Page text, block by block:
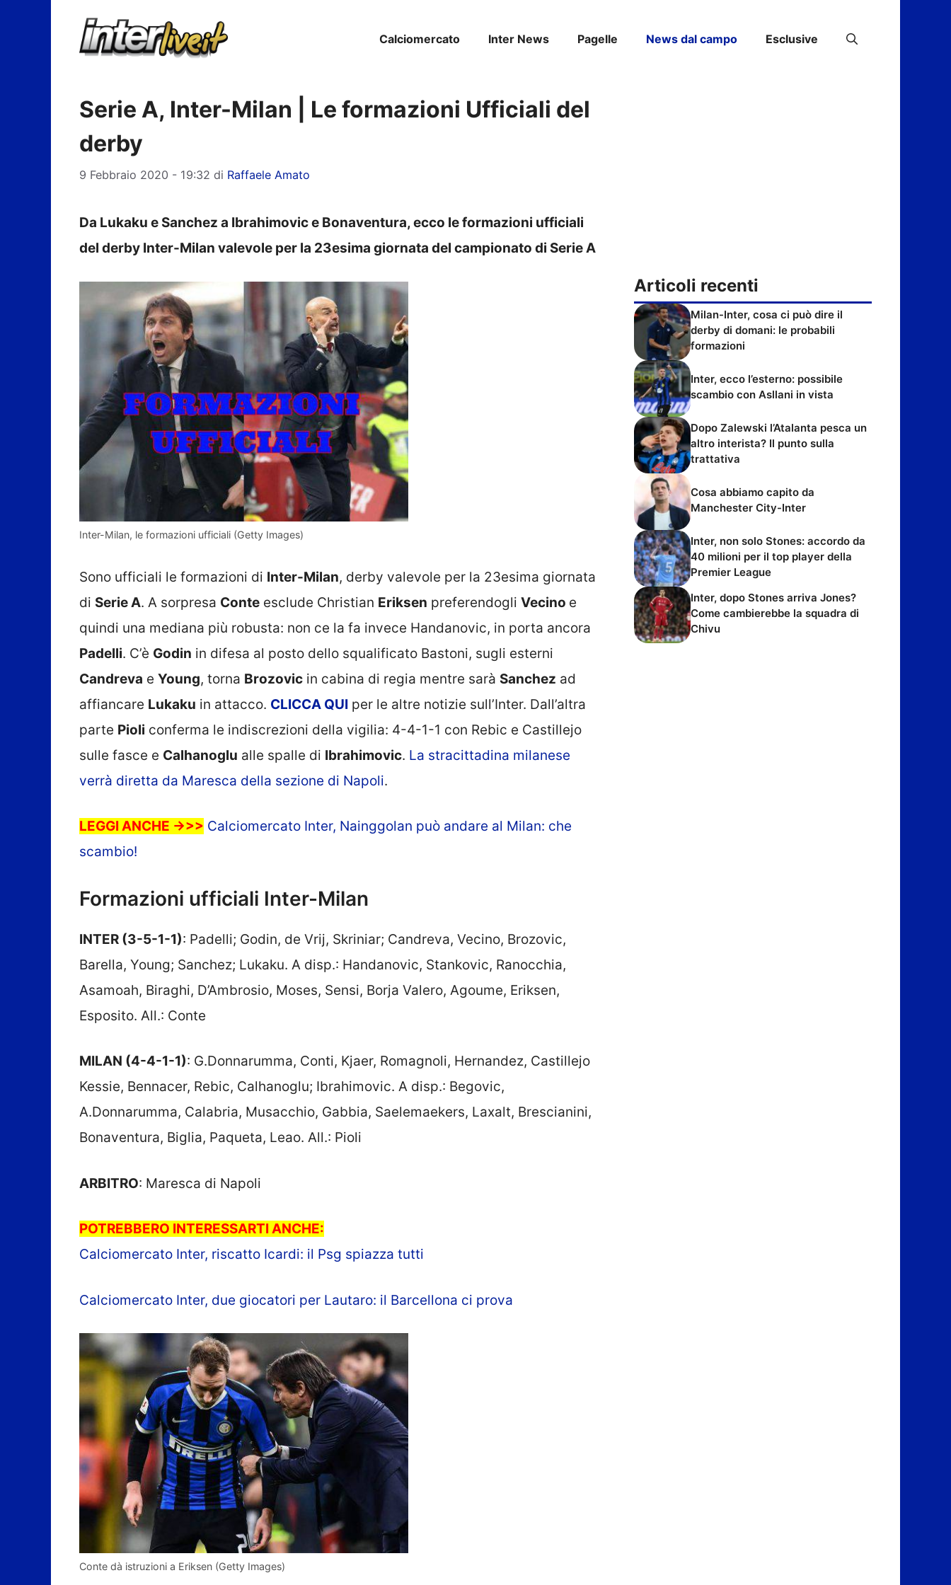
Calciomercato Inter News Pagelle News dal campo Esclusive
Serie A, Inter-Milan | Le formazioni Ufficiali del
derby
9 Febbraio 2020 - 19:32 di Raffaele Amato
Da Lukaku e Sanchez a Ibrahimovic e Bonaventura, ecco le formazioni ufficiali
del derby Inter-Milan valevole per la 23esima giornata del campionato di Serie A
Inter-Milan, le formazioni ufficiali (Getty Images)
Sono ufficiali le formazioni di Inter-Milan, derby valevole per la 23esima giornata
di Serie A. A sorpresa Conte esclude Christian Eriksen preferendogli Vecino e
quindi una mediana più robusta: non ce la fa invece Handanovic, in porta ancora
Padelli. C’è Godin in difesa al posto dello squalificato Bastoni, sugli esterni
Candreva e Young, torna Brozovic in cabina di regia mentre sarà Sanchez ad
affiancare Lukaku in attacco. CLICCA QUI per le altre notizie sull’Inter. Dall’altra
parte Pioli conferma le indiscrezioni della vigilia: 4-4-1-1 con Rebic e Castillejo
sulle fasce e Calhanoglu alle spalle di Ibrahimovic. La stracittadina milanese
verrà diretta da Maresca della sezione di Napoli.
LEGGI ANCHE ->>> Calciomercato Inter, Nainggolan può andare al Milan: che
scambio!
Formazioni ufficiali Inter-Milan
INTER (3-5-1-1): Padelli; Godin, de Vrij, Skriniar; Candreva, Vecino, Brozovic,
Barella, Young; Sanchez; Lukaku. A disp.: Handanovic, Stankovic, Ranocchia,
Asamoah, Biraghi, D’Ambrosio, Moses, Sensi, Borja Valero, Agoume, Eriksen,
Esposito. All.: Conte
MILAN (4-4-1-1): G.Donnarumma, Conti, Kjaer, Romagnoli, Hernandez, Castillejo
Kessie, Bennacer, Rebic, Calhanoglu; Ibrahimovic. A disp.: Begovic,
A.Donnarumma, Calabria, Musacchio, Gabbia, Saelemaekers, Laxalt, Brescianini,
Bonaventura, Biglia, Paqueta, Leao. All.: Pioli
ARBITRO: Maresca di Napoli
POTREBBERO INTERESSARTI ANCHE:
Calciomercato Inter, riscatto Icardi: il Psg spiazza tutti
Calciomercato Inter, due giocatori per Lautaro: il Barcellona ci prova
Conte dà istruzioni a Eriksen (Getty Images)
Articoli recenti
Milan-Inter, cosa ci può dire il
derby di domani: le probabili
formazioni
Inter, ecco l’esterno: possibile
scambio con Asllani in vista
Dopo Zalewski l’Atalanta pesca un
altro interista? Il punto sulla
trattativa
Cosa abbiamo capito da
Manchester City-Inter
Inter, non solo Stones: accordo da
40 milioni per il top player della
Premier League
Inter, dopo Stones arriva Jones?
Come cambierebbe la squadra di
Chivu